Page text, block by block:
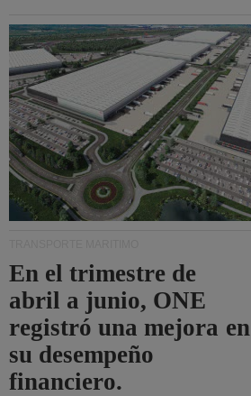
En el trimestre de
abril a junio, ONE
registró una mejora en
su desempeño
financiero.